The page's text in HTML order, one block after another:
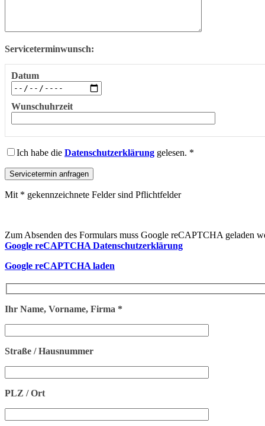
Serviceterminwunsch:
Datum
Wunschuhrzeit
Ich habe die Datenschutzerklärung gelesen. *
Mit * gekennzeichnete Felder sind Pflichtfelder
Zum Absenden des Formulars muss Google reCAPTCHA geladen
Google reCAPTCHA Datenschutzerklärung
Google reCAPTCHA laden
Ihr Name, Vorname, Firma *
Straße / Hausnummer
PLZ / Ort